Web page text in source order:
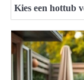
Kies een hottub